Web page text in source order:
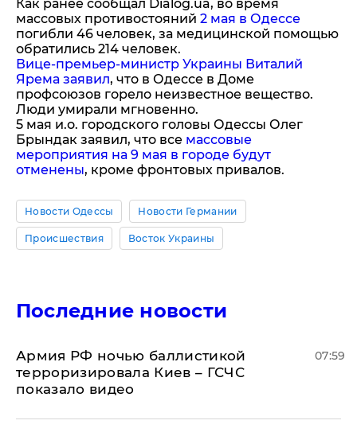
Как ранее сообщал Dialog.ua, во время
массовых противостояний 2 мая в Одессе
погибли 46 человек, за медицинской помощью
обратились 214 человек.
Вице-премьер-министр Украины Виталий
Ярема заявил, что в Одессе в Доме
профсоюзов горело неизвестное вещество.
Люди умирали мгновенно.
5 мая и.о. городского головы Одессы Олег
Брындак заявил, что все массовые
мероприятия на 9 мая в городе будут
отменены, кроме фронтовых привалов.
Новости Одессы Новости Германии
Происшествия Восток Украины
Последние новости
Армия РФ ночью баллистикой
терроризировала Киев – ГСЧС
показало видео
07:59